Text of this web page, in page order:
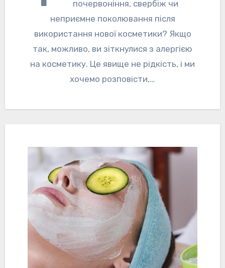
почервоніння, свербіж чи
неприємне поколювання після
використання нової косметики? Якщо
так, можливо, ви зіткнулися з алергією
на косметику. Це явище не рідкість, і ми
хочемо розповісти,…